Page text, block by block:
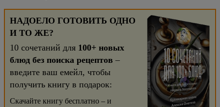
НАДОЕЛО ГОТОВИТЬ ОДНО
И ТО ЖЕ?
10 сочетаний для 100+ новых
блюд без поиска рецептов –
введите ваш емейл, чтобы
получить книгу в подарок:
Скачайте книгу бесплатно – и